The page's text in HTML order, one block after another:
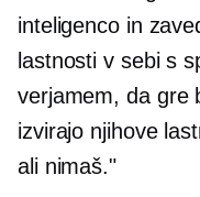
inteligenco in
lastnosti v sebi s
verjamem, da gre
izvirajo njihove
ali nimaš."